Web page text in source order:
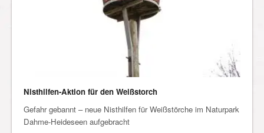
Nisthilfen-Aktion für den Weißstorch
Gefahr gebannt – neue Nisthilfen für Weißstörche im Naturpark
Dahme-Heideseen aufgebracht